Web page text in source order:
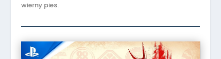
wierny pies.